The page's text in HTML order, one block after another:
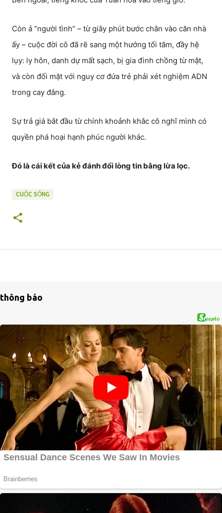
Còn ả “người tình” – từ giây phút bước chân vào căn nhà
ấy – cuộc đời cô đã rẽ sang một hướng tối tăm, đầy hệ
lụy: ly hôn, danh dự mất sạch, bị gia đình chồng từ mặt,
và còn đối mặt với nguy cơ đứa trẻ phải xét nghiệm ADN
trong cay đắng.
Sự trả giá bắt đầu từ chính khoảnh khắc cô nghĩ mình có
quyền phá hoại hạnh phúc người khác.
Đó là cái kết của kẻ đánh đổi lòng tin bằng lừa lọc.
CUỘC SỐNG
thông báo